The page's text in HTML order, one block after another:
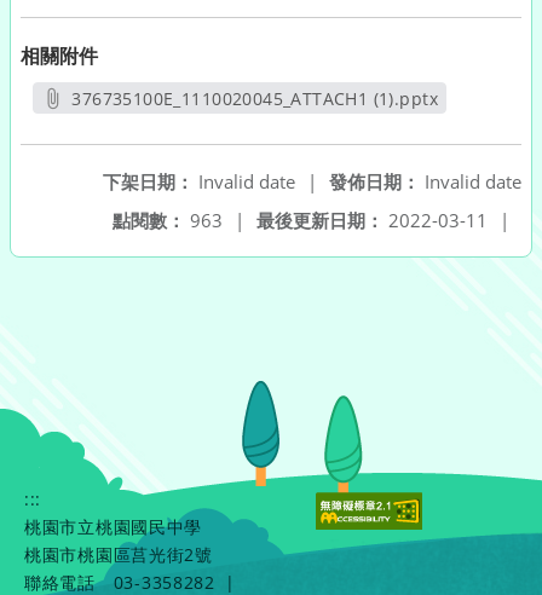
相關附件
376735100E_1110020045_ATTACH1 (1).pptx
發佈日期： Invalid date
下架日期： Invalid date
|
最後更新日期： 2022-03-11 |
點閱數： 963 |
:::
桃園市立桃園國民中學
桃園市桃園區莒光街2號
聯絡電話
03-3358282
|